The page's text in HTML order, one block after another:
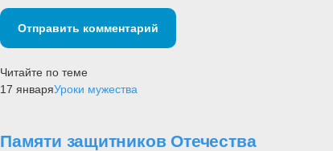
Отправить комментарий
Читайте по теме
17 январяУроки мужества
Памяти защитников Отечества